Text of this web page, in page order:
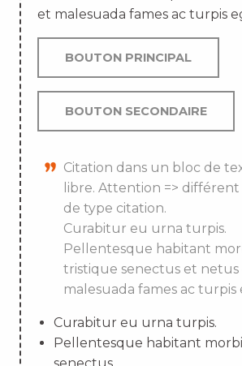
et malesuada fames ac turpis
BOUTON PRINCIPAL
BOUTON SECONDAIRE
Citation dans un bloc de
libre. Attention =>
de type citation.
Curabitur eu urna turpis.
Pellentesque habitant
tristique senectus et netus
malesuada fames ac turpis
Curabitur eu urna turpis.
Pellentesque habitant